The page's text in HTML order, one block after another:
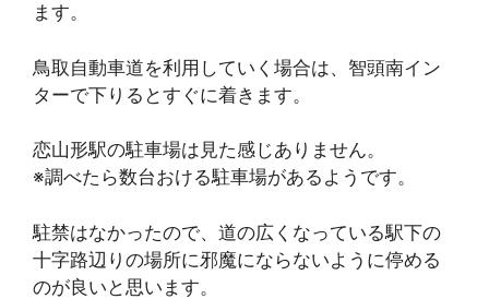
ます。
鳥取自動車道を利用していく場合は、智頭南イン
ターで下りるとすぐに着きます。
恋山形駅の駐車場は見た感じありません。
※調べたら数台おける駐車場があるようです。
駐禁はなかったので、道の広くなっている駅下の
十字路辺りの場所に邪魔にならないように停める
のが良いと思います。